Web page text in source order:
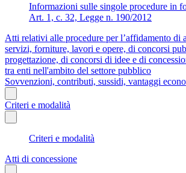
Informazioni sulle singole procedure in
Art. 1, c. 32, Legge n. 190/2012
Atti relativi alle procedure per l’affidamento di
servizi, forniture, lavori e opere, di concorsi
progettazione, di concorsi di idee e di
tra enti nell'ambito del settore pubblico
Sovvenzioni, contributi, sussidi, vantaggi
Criteri e modalità
Criteri e modalità
Atti di concessione